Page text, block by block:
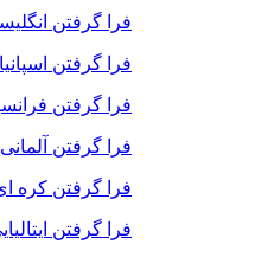
فرا گرفتن
فرا گرفتن
فرا گرفتن
فرا گرفتن آلمانی
فرا گرفتن کره
فرا گرفتن